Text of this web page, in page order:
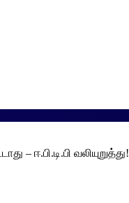
ஈ.பி.டி.பி வலியுறுத்து!